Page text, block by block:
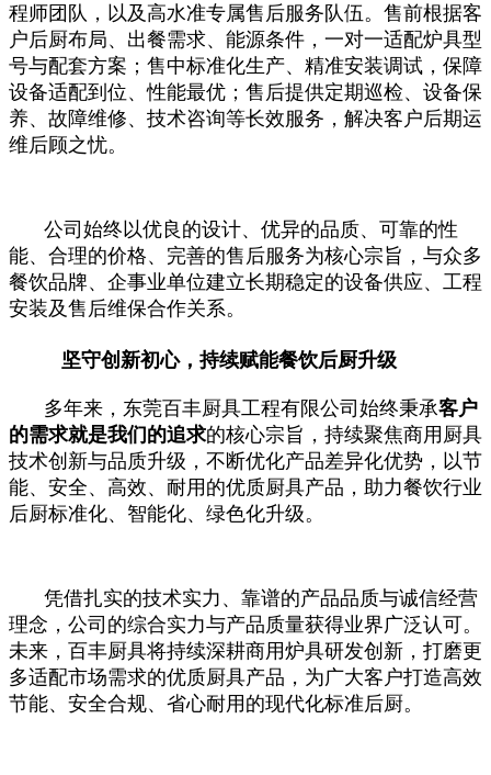
程师团队，以及高水准专属售后服务队伍。售前根据客
户后厨布局、出餐需求、能源条件，一对一适配炉具型
号与配套方案；售中标准化生产、精准安装调试，保障
设备适配到位、性能最优；售后提供定期巡检、设备保
养、故障维修、技术咨询等长效服务，解决客户后期运
维后顾之忧。
公司始终以优良的设计、优异的品质、可靠的性
能、合理的价格、完善的售后服务为核心宗旨，与众多
餐饮品牌、企事业单位建立长期稳定的设备供应、工程
安装及售后维保合作关系。
坚守创新初心，持续赋能餐饮后厨升级
多年来，东莞百丰厨具工程有限公司始终秉承客户
的需求就是我们的追求的核心宗旨，持续聚焦商用厨具
技术创新与品质升级，不断优化产品差异化优势，以节
能、安全、高效、耐用的优质厨具产品，助力餐饮行业
后厨标准化、智能化、绿色化升级。
凭借扎实的技术实力、靠谱的产品品质与诚信经营
理念，公司的综合实力与产品质量获得业界广泛认可。
未来，百丰厨具将持续深耕商用炉具研发创新，打磨更
多适配市场需求的优质厨具产品，为广大客户打造高效
节能、安全合规、省心耐用的现代化标准后厨。